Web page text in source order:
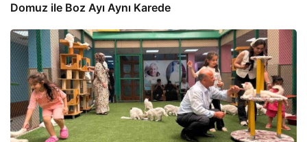
Domuz ile Boz Ayı Aynı Karede